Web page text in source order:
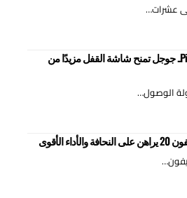
عشرات…
مزايا جديدة لمستخدمي Pixel.. جوجل تمنح شاشة القفل مزيدًا من
الوصول…
الأقوى